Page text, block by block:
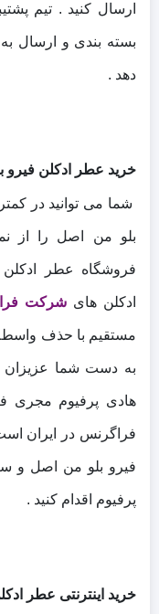
ارسال کنید . تیم
بسته بندی و ارسال
دهد .
خرید عطر ادکلن فیرو
شما می توانید در
بلو من اصل را از
فروشگاه عطر
ادکلن های شرکت
مستقیم با حذف واسطه
به دست شما
هادی پرفیوم مجری
فراگرنس در ایران
فیرو بلو من اصل و
پرفیوم اقدام کنید .
خرید اینترنتی عطر